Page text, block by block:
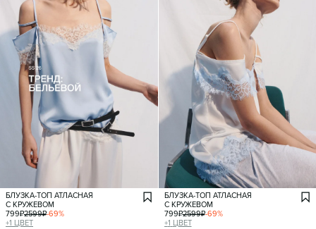
БЛУЗКА-ТОП АТЛАСНАЯ
С КРУЖЕВОМ
799₽2599₽-69%
+1 ЦВЕТ
БЛУЗКА-ТОП АТЛАСНАЯ
С КРУЖЕВОМ
799₽2599₽-69%
+1 ЦВЕТ